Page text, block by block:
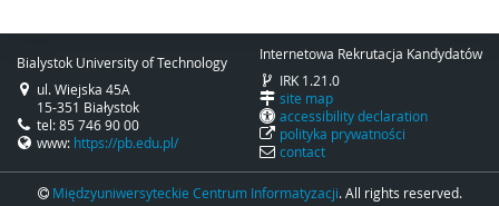
Bialystok University of Technology
ul. Wiejska 45A
15-351 Białystok
tel: 85 746 90 00
www: https://pb.edu.pl/
Internetowa Rekrutacja Kandydatów
IRK 1.21.0
site map
accessibility declaration
polityka prywatności
contact
Międzyuniwersyteckie Centrum Informatyzacji. All rights reserved.